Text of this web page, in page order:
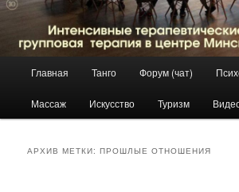
Перейти
к
Перейти
к
Главная Танго Форум (чат)
Массаж Искусство Туризм
АРХИВ МЕТКИ:ПРОШЛЫЕ ОТНОШЕНИЯ